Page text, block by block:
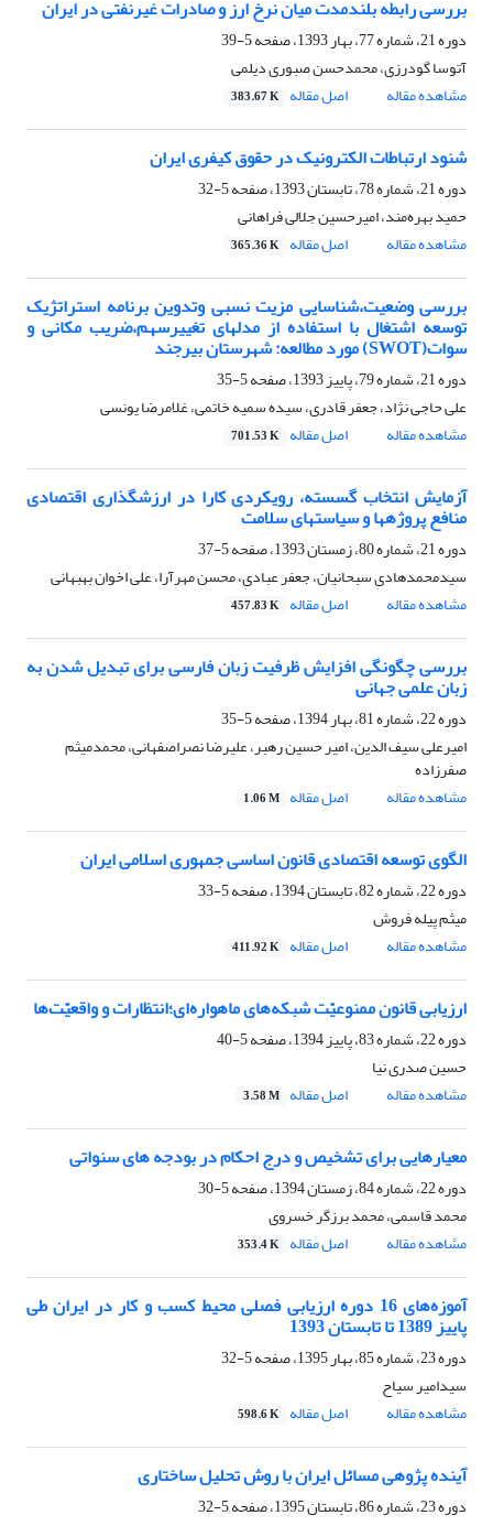
بررسی رابطه بلندمدت میان نرخ ارز و صادرات غیرنفتی در ایران
دوره 21، شماره 77، بهار 1393، صفحه
5-39
آتوسا گودرزی، محمدحسن صبوری دیلمی
مشاهده مقاله
اصل مقاله 383.67 K
شنود ارتباطات الکترونیک در حقوق کیفری ایران
دوره 21، شماره 78، تابستان 1393، صفحه
5-32
حمید بهره‌مند، امیرحسین جلالی فراهانی
مشاهده مقاله
اصل مقاله 365.36 K
بررسی وضعیت،شناسایی مزیت نسبی وتدوین برنامه استراتژیک
توسعه اشتغال با استفاده از مدلهای تغییرسهم،ضریب مکانی و
سوات(SWOT) مورد مطالعه: شهرستان بیرجند
دوره 21، شماره 79، پاییز 1393، صفحه
5-35
علی حاجی نژاد، جعفر قادری، سیده سمیه خاتمی، غلامرضا یونسی
مشاهده مقاله
اصل مقاله 701.53 K
آزمایش انتخاب گسسته، رویکردی کارا در ارزشگذاری اقتصادی
منافع پروژهها و سیاستهای سلامت
دوره 21، شماره 80، زمستان 1393، صفحه
5-37
سیدمحمدهادی سبحانیان، جعفر عبادی، محسن مهرآرا، علی اخوان بهبهانی
مشاهده مقاله
اصل مقاله 457.83 K
بررسی چگونگی افزایش ظرفیت زبان فارسی برای تبدیل شدن به
زبان علمی جهانی
دوره 22، شماره 81، بهار 1394، صفحه
5-35
امیرعلی سیف الدین، امیر حسین رهبر، علیرضا نصراصفهانی، محمدمیثم
صفرزاده
مشاهده مقاله
اصل مقاله 1.06 M
الگوی توسعه اقتصادی قانون اساسی جمهوری اسلامی ایران
دوره 22، شماره 82، تابستان 1394، صفحه
5-33
میثم پیله فروش
مشاهده مقاله
اصل مقاله 411.92 K
ارزیابی قانون ممنوعیّت شبکه‌های ماهواره‌ای؛انتظارات و واقعیّت‌ها
دوره 22، شماره 83، پاییز 1394، صفحه
5-40
حسین صدری نیا
مشاهده مقاله
اصل مقاله 3.58 M
معیارهایی برای تشخیص و درج احکام در بودجه های سنواتی
دوره 22، شماره 84، زمستان 1394، صفحه
5-30
محمد قاسمی، محمد برزگر خسروی
مشاهده مقاله
اصل مقاله 353.4 K
آموزه‌های 16 دوره ارزیابی فصلی محیط کسب و کار در ایران طی
پاییز 1389 تا تابستان 1393
دوره 23، شماره 85، بهار 1395، صفحه
5-32
سیدامیر سیاح
مشاهده مقاله
اصل مقاله 598.6 K
آینده‌ پژوهی مسائل ایران با روش تحلیل ساختاری
دوره 23، شماره 86، تابستان 1395، صفحه
5-32